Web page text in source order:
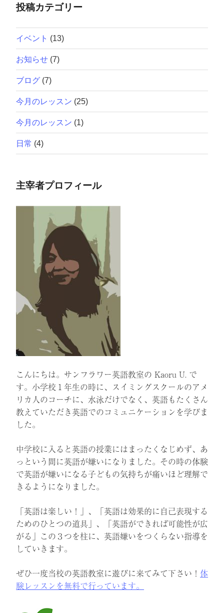
投稿カテゴリー
イベント (13)
お知らせ (7)
ブログ (7)
今月のレッスン (25)
今月のレッスン (1)
日常 (4)
主宰者プロフィール
こんにちは。サンフラワー英語教室の Kaoru U. で
す。小学校１年生の時に、スイミングスクールのアメ
リカ人のコーチに、水泳だけでなく、英語もたくさん
教えていただき英語でのコミュニケーションを学びま
した。
中学校に入ると英語の授業にはまったくなじめず、あ
っという間に英語が嫌いになりました。その時の体験
で英語が嫌いになる子どもの気持ちが痛いほど理解で
きるようになりました。
「英語は楽しい！」、「英語は効果的に自己表現する
ためのひとつの道具」、「英語ができれば可能性が広
がる」この３つを柱に、英語嫌いをつくらない指導を
していきます。
ぜひ一度当校の英語教室に遊びに来てみて下さい！ 体
験レッスンを無料で行っています。